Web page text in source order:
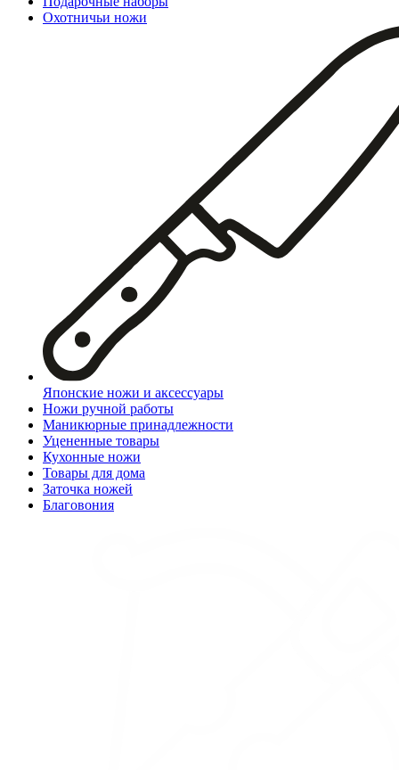
Охотничьи ножи
Японские ножи и аксессуары
Ножи ручной работы
Маникюрные принадлежности
Уцененные товары
Кухонные ножи
Товары для дома
Заточка ножей
Благовония